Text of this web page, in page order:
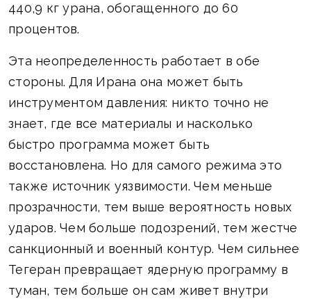
440,9 кг урана, обогащенного до 60
процентов.
Эта неопределенность работает в обе
стороны. Для Ирана она может быть
инструментом давления: никто точно не
знает, где все материалы и насколько
быстро программа может быть
восстановлена. Но для самого режима это
также источник уязвимости. Чем меньше
прозрачности, тем выше вероятность новых
ударов. Чем больше подозрений, тем жестче
санкционный и военный контур. Чем сильнее
Тегеран превращает ядерную программу в
туман, тем больше он сам живет внутри